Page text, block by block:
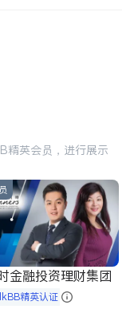
精英会员，进行展示
金融投资理财集团
精英认证